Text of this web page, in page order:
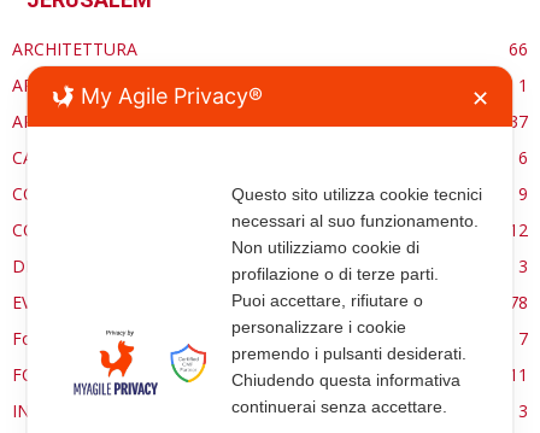
ARCHITETTURA
66
ARCHITETTURASACRA.ORG
1
ARTE
37
CARE ECCLESSIA
6
CONSERVAZIONE
9
CONTROCANTO
12
DE RE AEDIFICATORIA
3
EVENTI
78
Forma, spazio e ordine
7
FORMAZIONE
11
INTERVIEW
3
My Agile Privacy® ✕
Questo sito utilizza cookie tecnici
necessari al suo funzionamento.
Non utilizziamo cookie di
profilazione o di terze parti.
Puoi accettare, rifiutare o
personalizzare i cookie
premendo i pulsanti desiderati.
Chiudendo questa informativa
continuerai senza accettare.